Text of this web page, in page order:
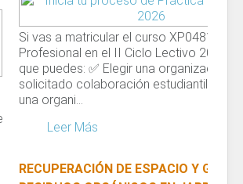
el curso XP0481 Práctica
el II Ciclo Lectivo 2026, recuerda
✅ Elegir una organización que haya
estudiantil.✅ Postular
DE ESPACIO Y GESTIÓN DE